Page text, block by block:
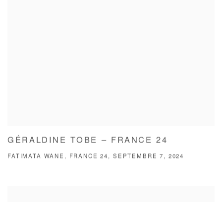
GÉRALDINE TOBE – FRANCE 24
FATIMATA WANE, FRANCE 24, SEPTEMBRE 7, 2024